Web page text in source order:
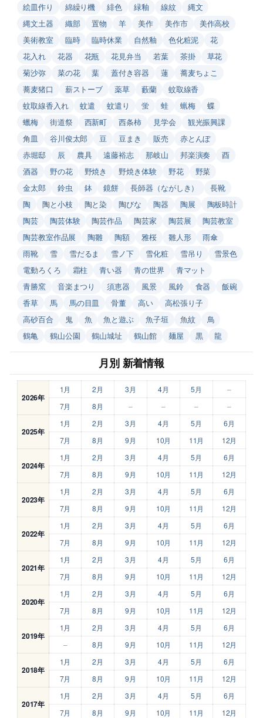
絵皿作り
綿繰り機 緋色 緑釉 線紋
縄文
縄文土器
織部 置物 羊 美作 美作市
美作高校
美術教室
臨時 臨時休業 自然釉 色化粧泥
花
花入れ
花器 花瓶 花見弁当 若葉 茶掛
草花
菊沙弥
菜の花 葉 蓋付き容器 蓮
蕎麦ちょこ
蕎麦猪口
薪ストーブ 薬草 藪蘭
蚊取線香
蚊取線香入れ
蚊遣 蚊遣り 蛍 蛙 蝋梅
蝶
蠟梅
街道祭 西新町 西条柿 見学会
観光振興課
角皿
谷川俊太郎 豆 豆まき 販売
赤とんぼ
赤堀邸
辰 農具 遠藤裕志 那岐山 邦楽演奏
酉
酒器
野の花 野焼き 野焼き体験 野花
野菜
金太郎
鈴虫 鉢 鏡餅 長師器（ながしき）
長靴
陶
陶と小枝 陶と染 陶びな 陶器 陶展
陶板時計
陶芸
陶芸体験 陶芸作品 陶芸家 陶芸展
陶芸教室
陶芸教室作品展
陶雛 陶額 雅桜 雛人形
雨傘
雨靴
雪 雪だるま 雪ノ下 雪化粧 雪吊り
雪景色
電動ろくろ
霜柱 青い器 青の世界
青マット
青勝窯
音楽まつり 須恵器 風景 風鈴 食器
飯碗
香草
馬 馬の目皿 骨董 高い
高松張り子
高砂百合
鬼 魚 魚と遊ぶ 魚子垣 魚紋
鳥
鶴亀
鶴山公園 鶴山城址 鶴山館 麺屋 黒 龍
月別 新着情報
2026年
1月 2月 3月 4月 5月
–
7月
8月 – – – –
2025年
1月 2月 3月 4月 5月
6月
7月
8月 9月 10月 11月 12月
2024年
1月 2月 3月 4月 5月
6月
7月
8月 9月 10月 11月 12月
2023年
1月 2月 3月 4月 5月
6月
7月
8月 9月 10月 11月 12月
2022年
1月 2月 3月 4月 5月
6月
7月
8月 9月 10月 11月 12月
2021年
1月 2月 3月 4月 5月
6月
7月
8月 9月 10月 11月 12月
2020年
1月 2月 3月 4月 5月
6月
7月
8月 9月 10月 11月 12月
2019年
1月 2月 3月 4月 5月
6月
–
8月 9月 10月 11月 12月
2018年
1月 2月 3月 4月 5月
6月
7月
8月 9月 10月 11月 12月
2017年
1月 2月 3月 4月 5月
6月
7月
8月 9月 10月 11月 12月